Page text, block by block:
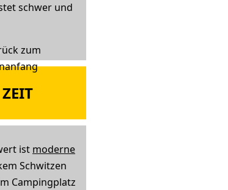
schwer und
ist moderne
Schwitzen
Campingplatz